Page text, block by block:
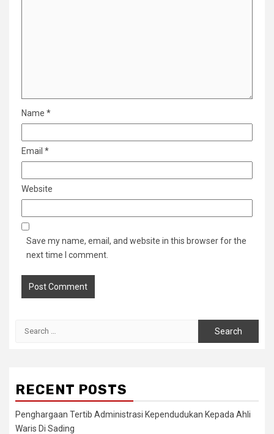
Name *
Email *
Website
Save my name, email, and website in this browser for the
next time I comment.
RECENT POSTS
Penghargaan Tertib Administrasi Kependudukan Kepada Ahli
Waris Di Sading